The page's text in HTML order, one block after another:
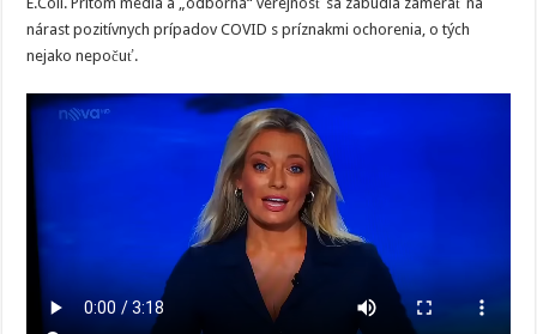
nárast pozitívnych prípadov COVID s príznakmi ochorenia, o tých
nejako nepočuť.